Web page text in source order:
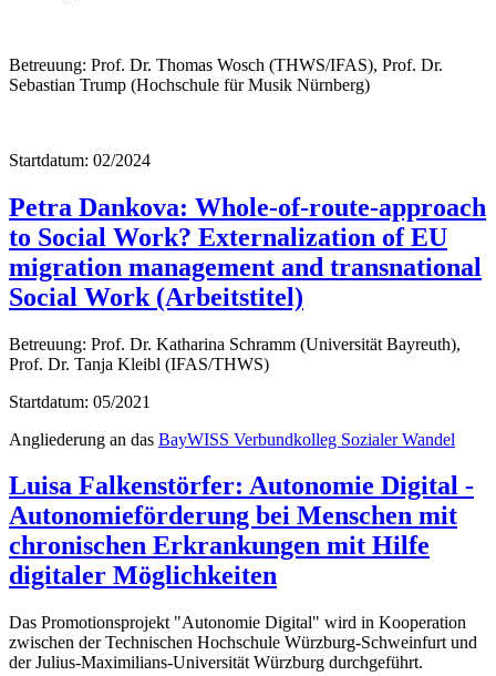
Betreuung: Prof. Dr. Thomas Wosch (THWS/IFAS), Prof. Dr.
Sebastian Trump (Hochschule für Musik Nürnberg)
Startdatum: 02/2024
Petra Dankova: Whole-of-route-approach
to Social Work? Externalization of EU
migration management and transnational
Social Work (Arbeitstitel)
Betreuung: Prof. Dr. Katharina Schramm (Universität Bayreuth),
Prof. Dr. Tanja Kleibl (IFAS/THWS)
Startdatum: 05/2021
Angliederung an das BayWISS Verbundkolleg Sozialer Wandel
Luisa Falkenstörfer: Autonomie Digital -
Autonomieförderung bei Menschen mit
chronischen Erkrankungen mit Hilfe
digitaler Möglichkeiten
Das Promotionsprojekt "Autonomie Digital" wird in Kooperation
zwischen der Technischen Hochschule Würzburg-Schweinfurt und
der Julius-Maximilians-Universität Würzburg durchgeführt.